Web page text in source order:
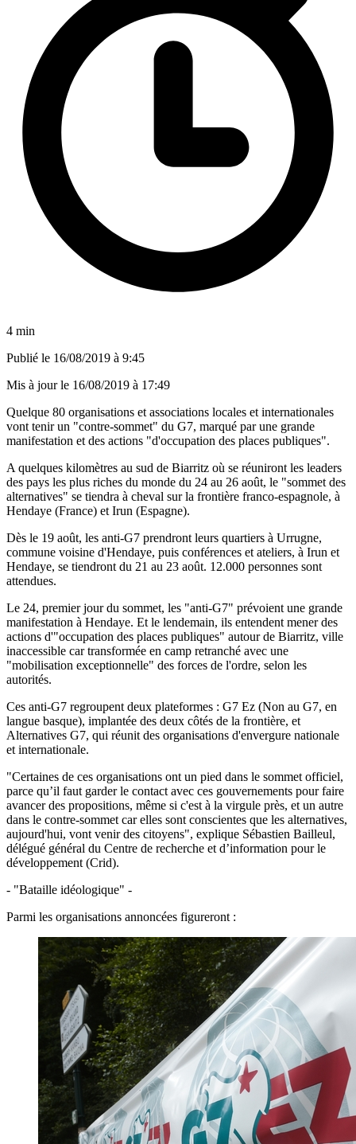
4 min
Publié le 16/08/2019 à 9:45
Mis à jour le 16/08/2019 à 17:49
Quelque 80 organisations et associations locales et internationales
vont tenir un "contre-sommet" du G7, marqué par une grande
manifestation et des actions "d'occupation des places publiques".
A quelques kilomètres au sud de Biarritz où se réuniront les leaders
des pays les plus riches du monde du 24 au 26 août, le "sommet des
alternatives" se tiendra à cheval sur la frontière franco-espagnole, à
Hendaye (France) et Irun (Espagne).
Dès le 19 août, les anti-G7 prendront leurs quartiers à Urrugne,
commune voisine d'Hendaye, puis conférences et ateliers, à Irun et
Hendaye, se tiendront du 21 au 23 août. 12.000 personnes sont
attendues.
Le 24, premier jour du sommet, les "anti-G7" prévoient une grande
manifestation à Hendaye. Et le lendemain, ils entendent mener des
actions d'"occupation des places publiques" autour de Biarritz, ville
inaccessible car transformée en camp retranché avec une
"mobilisation exceptionnelle" des forces de l'ordre, selon les
autorités.
Ces anti-G7 regroupent deux plateformes : G7 Ez (Non au G7, en
langue basque), implantée des deux côtés de la frontière, et
Alternatives G7, qui réunit des organisations d'envergure nationale
et internationale.
"Certaines de ces organisations ont un pied dans le sommet officiel,
parce qu’il faut garder le contact avec ces gouvernements pour faire
avancer des propositions, même si c'est à la virgule près, et un autre
dans le contre-sommet car elles sont conscientes que les alternatives,
aujourd'hui, vont venir des citoyens", explique Sébastien Bailleul,
délégué général du Centre de recherche et d’information pour le
développement (Crid).
- "Bataille idéologique" -
Parmi les organisations annoncées figureront :